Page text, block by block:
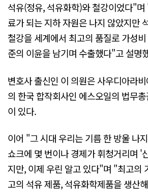
석유(정유, 석유화학)와 철강이었다"
료가 되는 지하 자원은 나지 않았지만
철강을 세계에서 최고의 품질로 가성
준의 이윤을 남기며 수출했다"고 설명
변호사 출신인 이 의원은 사우디아라
의 한국 합작회사인 에스오일의 법무
이 있다.
이어 "그 시대 우리는 기름 한 방울 나
쇼크에 몇 번이나 경제가 휘청거리며 '
지만, 이제 우린 알고 있다"며 "최고의
고의 석유 제품, 석유화학제품을 생산